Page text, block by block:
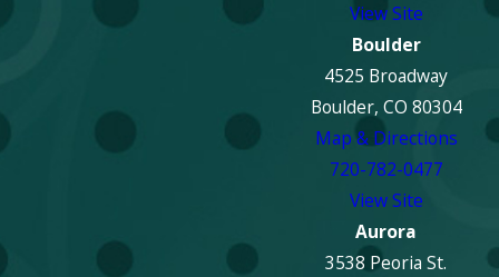
View Site
Boulder
4525 Broadway
Boulder, CO 80304
Map & Directions
720-782-0477
View Site
Aurora
3538 Peoria St.